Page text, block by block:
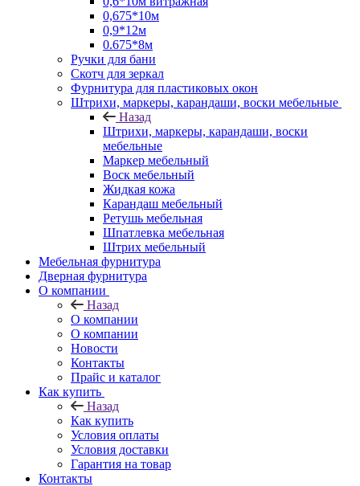
0,675*10м
0,9*12м
0.675*8м
Ручки для бани
Скотч для зеркал
Фурнитура для пластиковых окон
Штрихи, маркеры, карандаши, воски мебельные
Назад
Штрихи, маркеры, карандаши, воски
мебельные
Маркер мебельный
Воск мебельный
Жидкая кожа
Карандаш мебельный
Ретушь мебельная
Шпатлевка мебельная
Штрих мебельный
Мебельная фурнитура
Дверная фурнитура
О компании
Назад
О компании
О компании
Новости
Контакты
Прайс и каталог
Как купить
Назад
Как купить
Условия оплаты
Условия доставки
Гарантия на товар
Контакты